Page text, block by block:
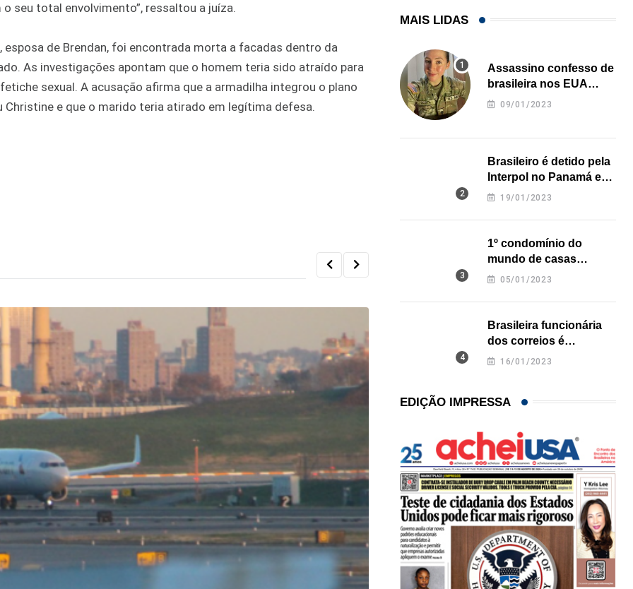
seu total envolvimento”, ressaltou a juíza.
de Brendan, foi encontrada morta a facadas dentro da
As investigações apontam que o homem teria sido atraído para
sexual. A acusação afirma que a armadilha integrou o plano
Christine e que o marido teria atirado em legítima defesa.
MAIS LIDAS
Assassino confesso de
brasileira nos EUA
revela onde deixou o
09/01/2023
Brasileiro é detido pela
Interpol no Panamá e
pode pegar prisão
19/01/2023
1º condomínio do
mundo de casas
impressas em 3D é
05/01/2023
Brasileira funcionária
dos correios é
assassinada a facadas
16/01/2023
EDIÇÃO IMPRESSA